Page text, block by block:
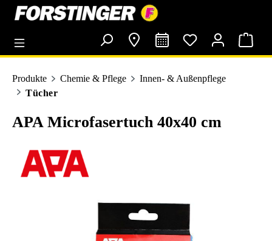
springen
Produkte Chemie & Pflege
Innen- & Außenpflege
Tücher
APA Microfasertuch 40x40 cm
Bildergalerie überspringen